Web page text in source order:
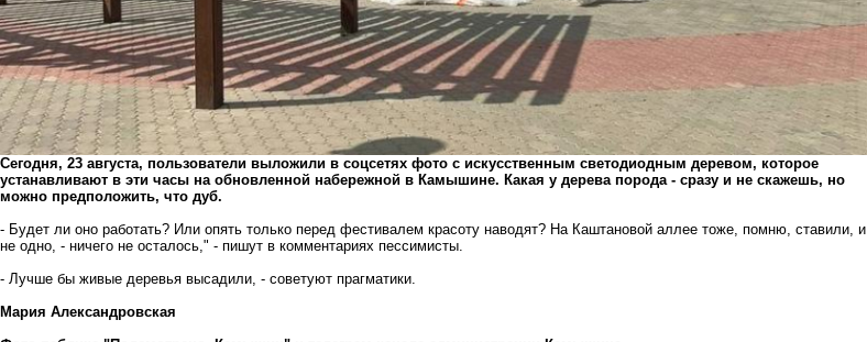
Сегодня, 23 августа, пользователи выложили в соцсетях фото с искусственным светодиодным деревом, которое
устанавливают в эти часы на обновленной набережной в Камышине. Какая у дерева порода - сразу и не скажешь, но
можно предположить, что дуб.
- Будет ли оно работать? Или опять только перед фестивалем красоту наводят? На Каштановой аллее тоже, помню, ставили, и
не одно, - ничего не осталось," - пишут в комментариях пессимисты.
- Лучше бы живые деревья высадили, - советуют прагматики.
Мария Александровская